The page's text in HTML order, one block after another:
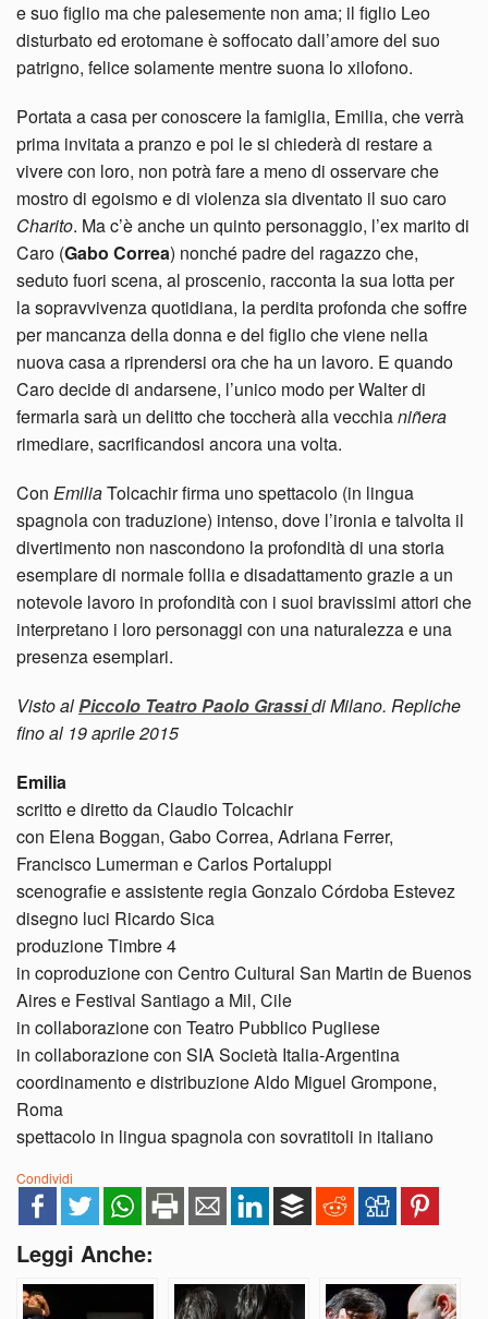
e suo figlio ma che palesemente non ama; il figlio Leo
disturbato ed erotomane è soffocato dall’amore del suo
patrigno, felice solamente mentre suona lo xilofono.
Portata a casa per conoscere la famiglia, Emilia, che verrà
prima invitata a pranzo e poi le si chiederà di restare a
vivere con loro, non potrà fare a meno di osservare che
mostro di egoismo e di violenza sia diventato il suo caro
Charito. Ma c’è anche un quinto personaggio, l’ex marito di
Caro (Gabo Correa) nonché padre del ragazzo che,
seduto fuori scena, al proscenio, racconta la sua lotta per
la sopravvivenza quotidiana, la perdita profonda che soffre
per mancanza della donna e del figlio che viene nella
nuova casa a riprendersi ora che ha un lavoro. E quando
Caro decide di andarsene, l’unico modo per Walter di
fermarla sarà un delitto che toccherà alla vecchianiñera
rimediare, sacrificandosi ancora una volta.
Con EmiliaTolcachir firma uno spettacolo (in lingua
spagnola con traduzione) intenso, dove l’ironia e talvolta il
divertimento non nascondono la profondità di una storia
esemplare di normale follia e disadattamento grazie a un
notevole lavoro in profondità con i suoi bravissimi attori che
interpretano i loro personaggi con una naturalezza e una
presenza esemplari.
Visto alPiccolo Teatro Paolo Grassidi Milano. Repliche
fino al 19 aprile 2015
Emilia
scritto e diretto da Claudio Tolcachir
con Elena Boggan, Gabo Correa, Adriana Ferrer,
Francisco Lumerman e Carlos Portaluppi
scenografie e assistente regia Gonzalo Córdoba Estevez
disegno luci Ricardo Sica
produzione Timbre 4
in coproduzione con Centro Cultural San Martin de Buenos
Aires e Festival Santiago a Mil, Cile
in collaborazione con Teatro Pubblico Pugliese
in collaborazione con SIA Società Italia-Argentina
coordinamento e distribuzione Aldo Miguel Grompone,
Roma
spettacolo in lingua spagnola con sovratitoli in italiano
Condividi
Leggi Anche: